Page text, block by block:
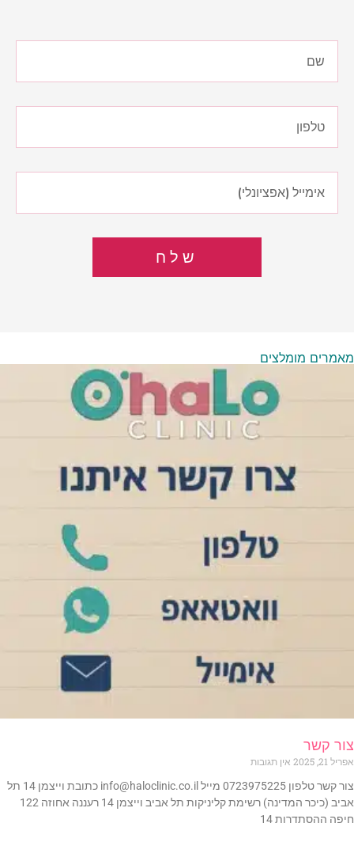
שלח
מאמרים מומלצים
צור קשר
אפריל 21, 2025
אין תגובות
צור קשר טלפון 0723975225 מייל info@haloclinic.co.il כתובת וייצמן 14 תל
אביב (כיכר המדינה) רשימת קליניקות תל אביב וייצמן 14 רעננה אחוזה 122
חיפה ההסתדרות 14